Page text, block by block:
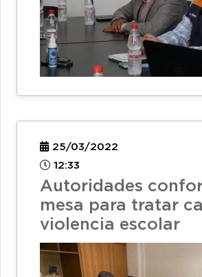
25/03/2022
12:33
Autoridades
mesa para tratar
violencia escolar